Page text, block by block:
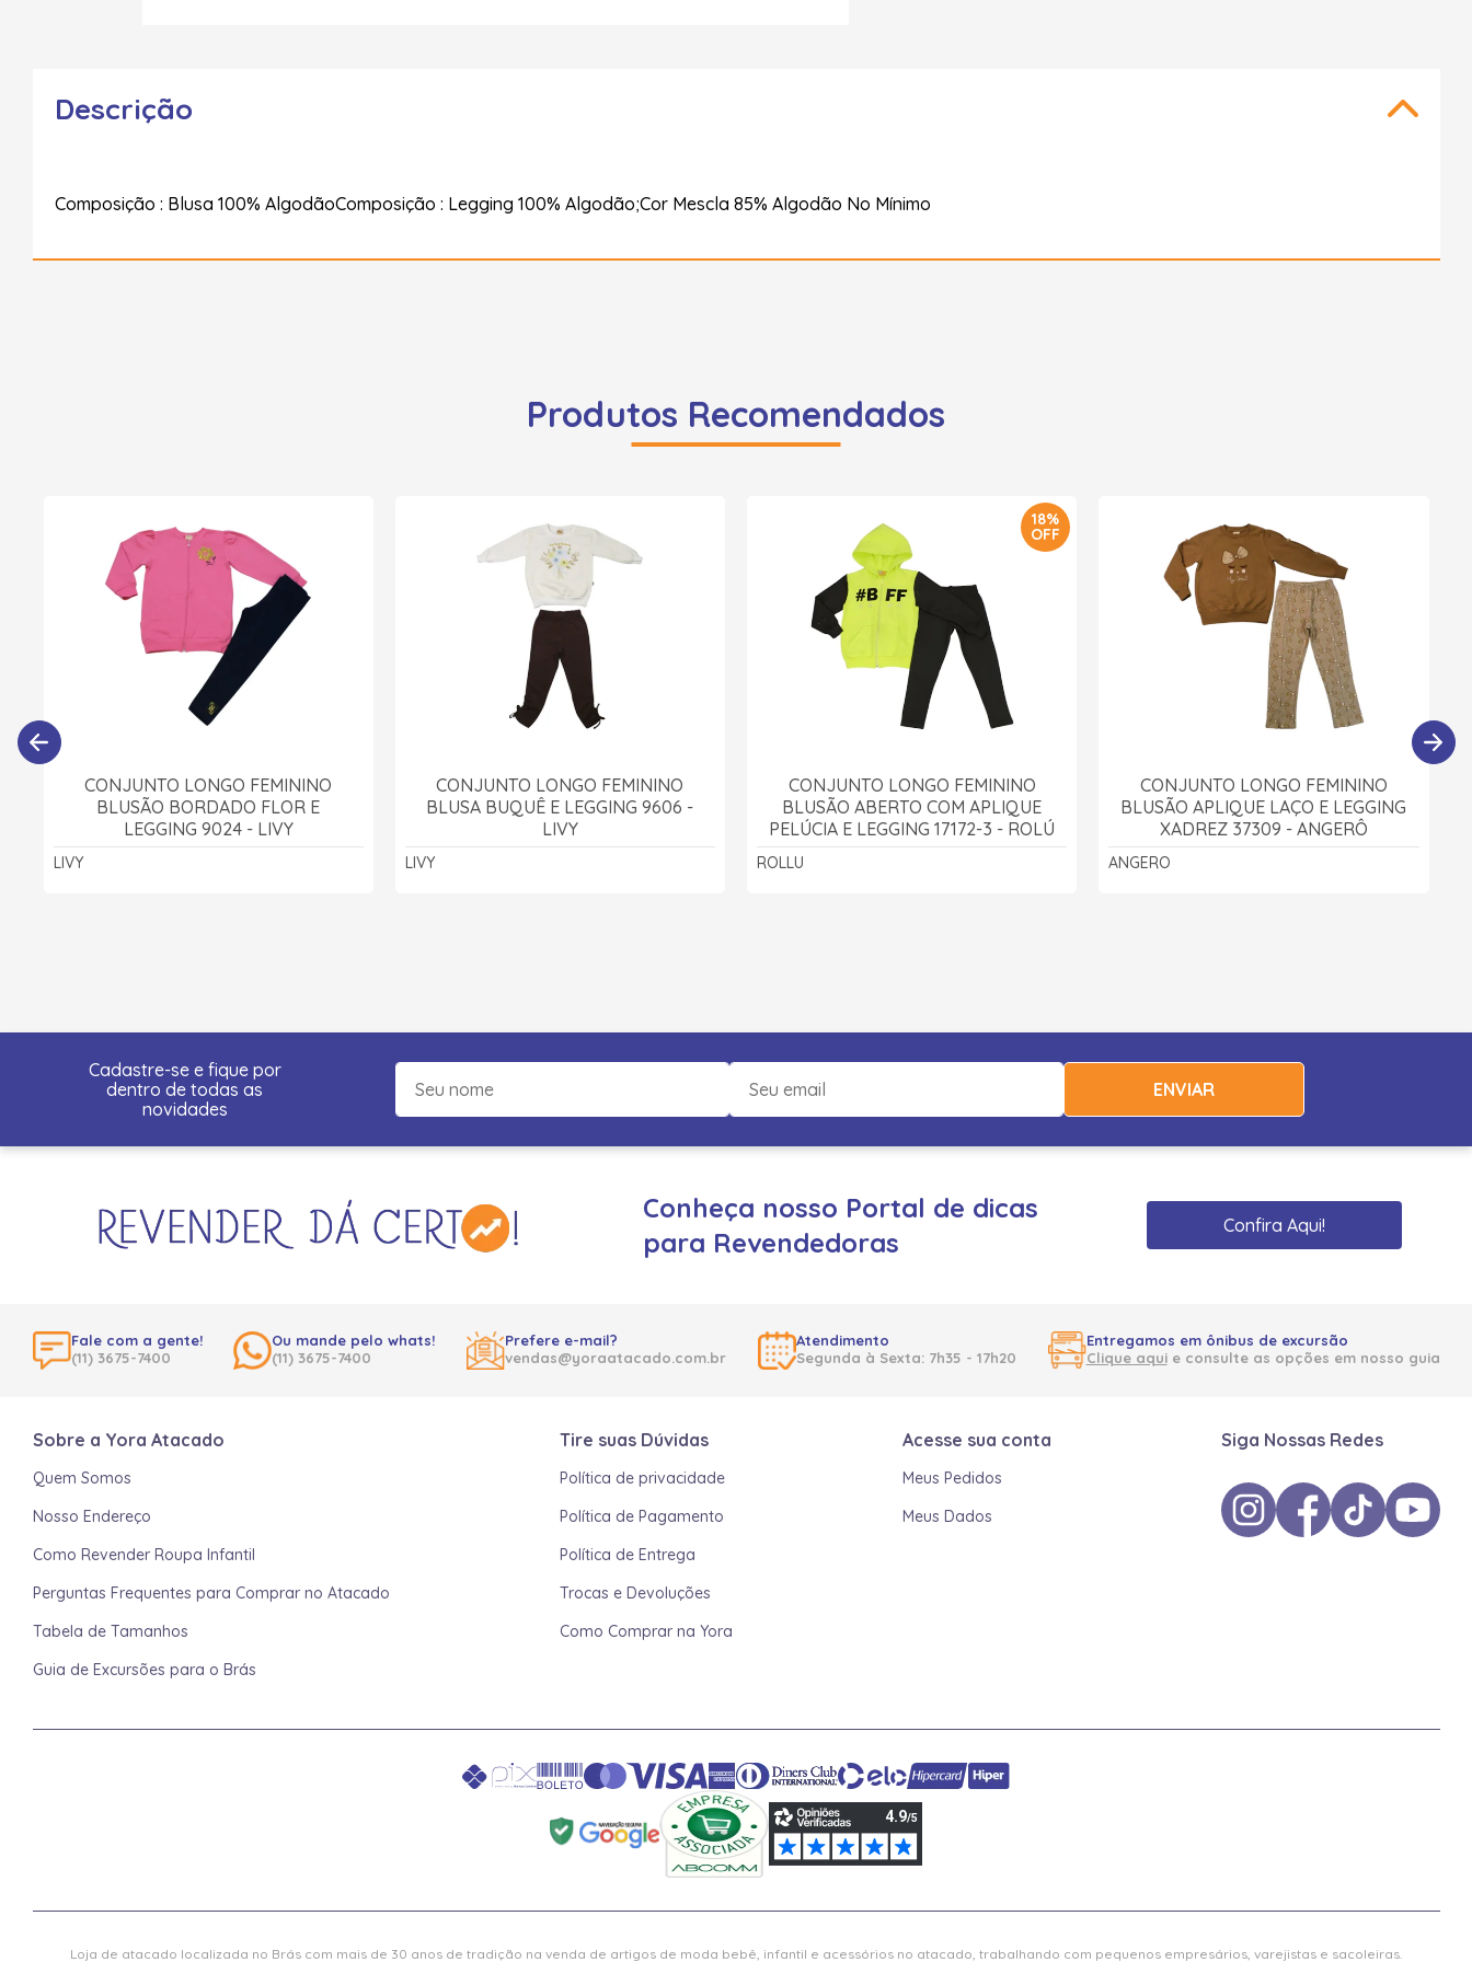
Descrição
Composição : Blusa 100% AlgodãoComposição : Legging 100% Algodão;Cor Mescla 85% Algodão No Mínimo
Produtos Recomendados
CONJUNTO LONGO FEMININO
BLUSÃO BORDADO FLOR E
LEGGING 9024 - LIVY
LIVY
CONJUNTO LONGO FEMININO
BLUSA BUQUÊ E LEGGING 9606 -
LIVY
LIVY
18%
OFF
CONJUNTO LONGO FEMININO
BLUSÃO ABERTO COM APLIQUE
PELÚCIA E LEGGING 17172-3 - ROLÚ
ROLLU
CONJUNTO LONGO FEMININO
BLUSÃO APLIQUE LAÇO E LEGGING
XADREZ 37309 - ANGERÔ
ANGERO
Cadastre-se e fique por
dentro de todas as
novidades
ENVIAR
Conheça nosso Portal de dicas
para Revendedoras
Confira Aqui!
Fale com a gente!
(11) 3675-7400
Ou mande pelo whats!
(11) 3675-7400
Prefere e-mail?
vendas@yoraatacado.com.br
Atendimento
Segunda à Sexta: 7h35 - 17h20
Entregamos em ônibus de excursão
Clique aquie consulte as opções em nosso guia
Sobre a Yora Atacado
Quem Somos
Nosso Endereço
Como Revender Roupa Infantil
Perguntas Frequentes para Comprar no Atacado
Tabela de Tamanhos
Guia de Excursões para o Brás
Tire suas Dúvidas
Política de privacidade
Política de Pagamento
Política de Entrega
Trocas e Devoluções
Como Comprar na Yora
Acesse sua conta
Meus Pedidos
Meus Dados
Siga Nossas Redes
Loja de atacado localizada no Brás com mais de 30 anos de tradição na venda de artigos de moda bebê, infantil e acessórios no atacado, trabalhando com pequenos empresários, varejistas e sacoleiras.